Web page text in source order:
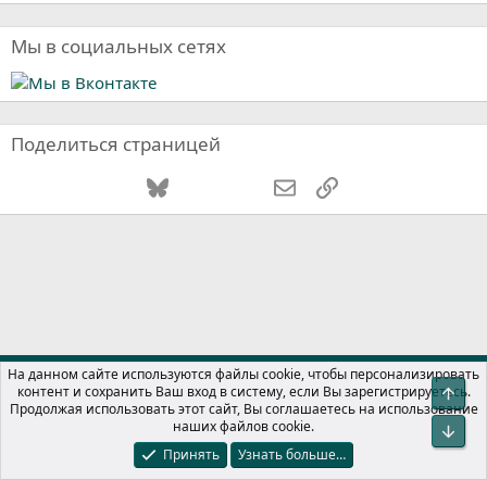
Мы в социальных сетях
Поделиться страницей
Odnoklassniki
Mail.ruBluesky WhatsAppTelegramЭлектронная почта
Ссылка
Russian (RU)
Обратная связь
Условия и правила
Политика конфиденциальности
Помощь
Локализация от xenForo.Info®
На данном сайте используются файлы cookie, чтобы персонализировать
контент и сохранить Ваш вход в систему, если Вы зарегистрируетесь.
Продолжая использовать этот сайт, Вы соглашаетесь на использование
наших файлов cookie.
Принять
Узнать больше…